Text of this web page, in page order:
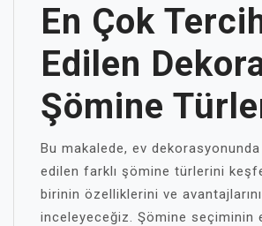
En Çok
Edilen
Şömine
Bu makalede, ev
edilen farklı şömine türlerini
birinin özelliklerini ve avantajlarını
inceleyeceğiz. Şömine seçiminin